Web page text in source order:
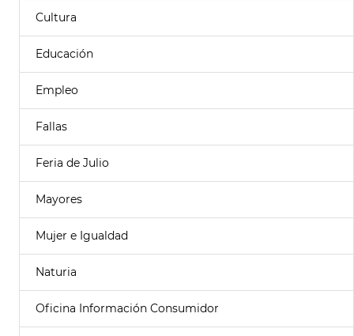
Cultura
Educación
Empleo
Fallas
Feria de Julio
Mayores
Mujer e Igualdad
Naturia
Oficina Información Consumidor